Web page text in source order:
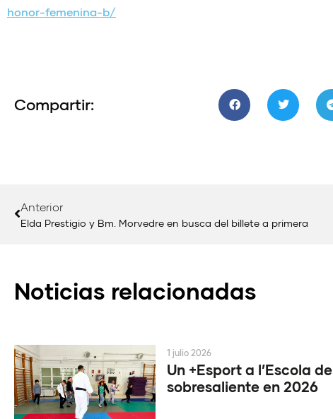
honor-femenina-b/
Compartir:
Anterior
Elda Prestigio y Bm. Morvedre en busca del billete a primera
Noticias relacionadas
Un +Esport a l’Escola de
sobresaliente en 2026
1 julio 2026